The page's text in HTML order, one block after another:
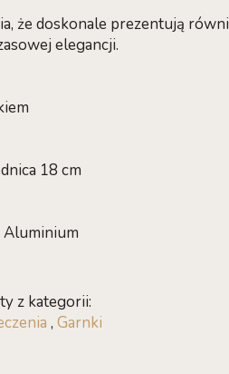
że doskonale prezentują
elegancji.
18 cm
Aluminium
z kategorii:
, Garnki